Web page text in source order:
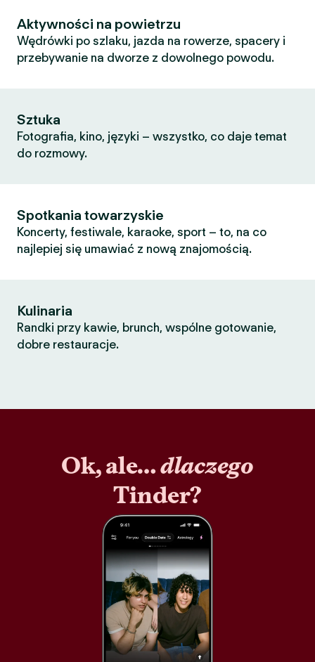
Aktywności na powietrzu
Wędrówki po szlaku, jazda na rowerze, spacery i
przebywanie na dworze z dowolnego powodu.
Sztuka
Fotografia, kino, języki – wszystko, co daje temat
do rozmowy.
Spotkania towarzyskie
Koncerty, festiwale, karaoke, sport – to, na co
najlepiej się umawiać z nową znajomością.
Kulinaria
Randki przy kawie, brunch, wspólne gotowanie,
dobre restauracje.
Ok, ale…dlaczego
Tinder?